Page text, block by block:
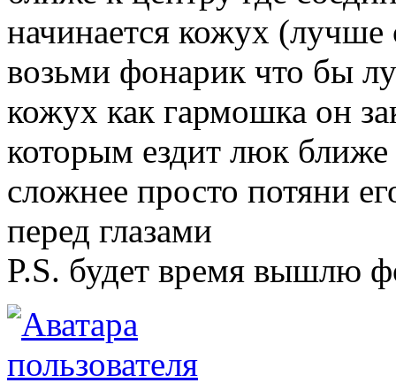
начинается кожух (лучше
возьми фонарик что бы
кожух как гармошка он
которым ездит люк
сложнее просто потяни
перед глазами
P.S. будет время вышлю